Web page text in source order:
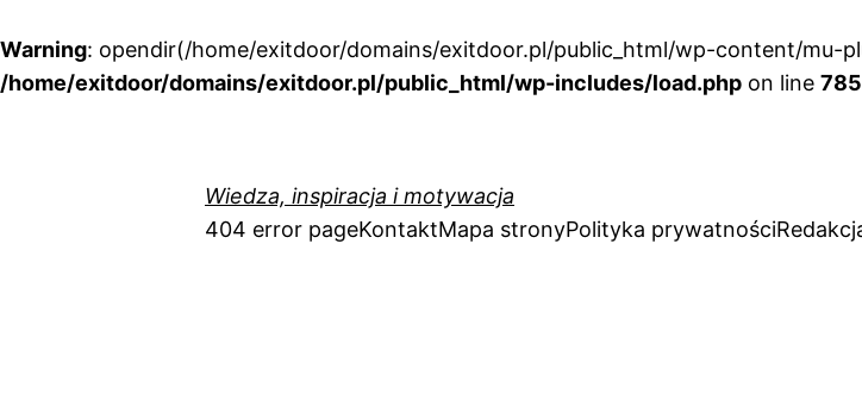
Warning: opendir(/home/exitdoor/domains/exitdoor.pl/public_html/wp-content/mu-
/home/exitdoor/domains/exitdoor.pl/public_html/wp-includes/load.php on line 785
Wiedza, inspiracja i motywacja
404 error pageKontaktMapa stronyPolityka prywatności